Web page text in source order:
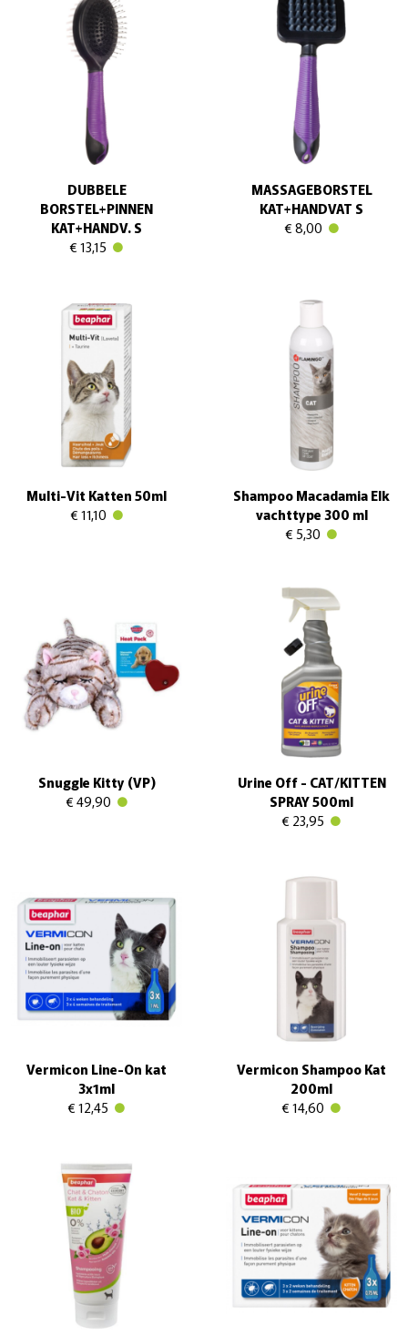
DUBBELE
BORSTEL+PINNEN
KAT+HANDV. S
€ 13,15
MASSAGEBORSTEL
KAT+HANDVAT S
€ 8,00
Multi-Vit Katten 50ml
€ 11,10
Shampoo Macadamia Elk
vachttype 300 ml
€ 5,30
Snuggle Kitty (VP)
€ 49,90
Urine Off - CAT/KITTEN
SPRAY 500ml
€ 23,95
Vermicon Line-On kat
3x1ml
€ 12,45
Vermicon Shampoo Kat
200ml
€ 14,60